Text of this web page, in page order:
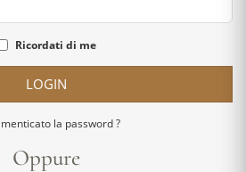
Ricordati di me
LOGIN
la password ?
Oppure